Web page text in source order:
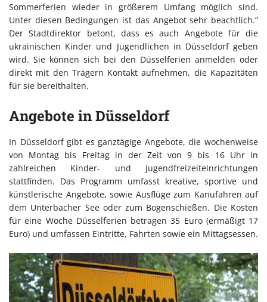
Sommerferien wieder in größerem Umfang möglich sind.
Unter diesen Bedingungen ist das Angebot sehr beachtlich.”
Der Stadtdirektor betont, dass es auch Angebote für die
ukrainischen Kinder und Jugendlichen in Düsseldorf geben
wird. Sie können sich bei den Düsselferien anmelden oder
direkt mit den Trägern Kontakt aufnehmen, die Kapazitäten
für sie bereithalten.
Angebote in Düsseldorf
In Düsseldorf gibt es ganztägige Angebote, die wochenweise
von Montag bis Freitag in der Zeit von 9 bis 16 Uhr in
zahlreichen Kinder- und Jugendfreizeiteinrichtungen
stattfinden. Das Programm umfasst kreative, sportive und
künstlerische Angebote, sowie Ausflüge zum Kanufahren auf
dem Unterbacher See oder zum Bogenschießen. Die Kosten
für eine Woche Düsselferien betragen 35 Euro (ermäßigt 17
Euro) und umfassen Eintritte, Fahrten sowie ein Mittagsessen.